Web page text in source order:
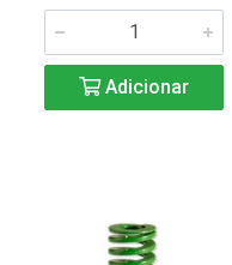
Adicionar